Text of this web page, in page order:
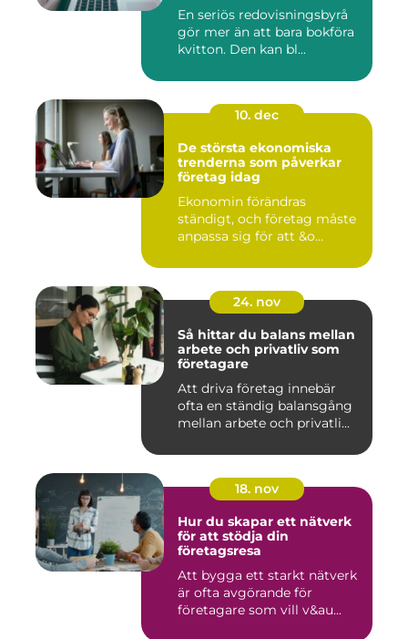
En seriös redovisningsbyrå
gör mer än att bara bokföra
kvitton. Den kan bl...
10. dec
De största ekonomiska
trenderna som påverkar
företag idag
Ekonomin förändras
ständigt, och företag måste
anpassa sig för att &o...
24. nov
Så hittar du balans mellan
arbete och privatliv som
företagare
Att driva företag innebär
ofta en ständig balansgång
mellan arbete och privatli...
18. nov
Hur du skapar ett nätverk
för att stödja din
företagsresa
Att bygga ett starkt nätverk
är ofta avgörande för
företagare som vill v&au...